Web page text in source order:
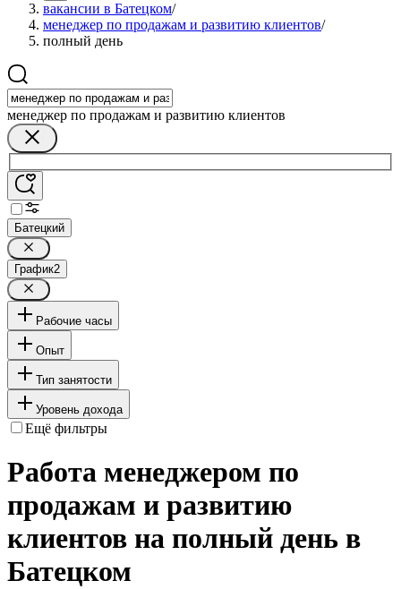
вакансии в Батецком/
менеджер по продажам и развитию клиентов/
полный день
менеджер по продажам и развитию клиентов
Батецкий
График2
Рабочие часы
Опыт
Тип занятости
Уровень дохода
Ещё фильтры
Работа менеджером по
продажам и развитию
клиентов на полный день в
Батецком